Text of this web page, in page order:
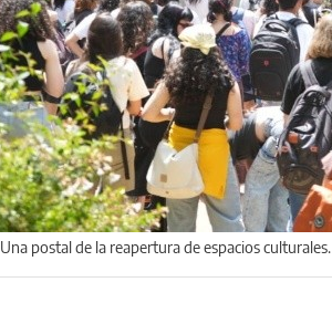
Una postal de la reapertura de espacios culturales.